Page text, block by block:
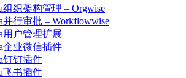
组织架构管理 – Orgwise
并行审批 – Workflowwise
用户管理扩展
企业微信插件
钉钉插件
飞书插件